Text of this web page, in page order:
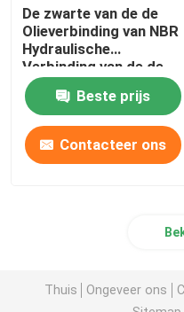
De zwarte van de de
Olieverbinding van NBR
Hydraulische
Verbinding van de de
Hoge druk40mpa Tcn
Olie
Beste prijs
Contacteer ons
Thuis Ongeveer ons